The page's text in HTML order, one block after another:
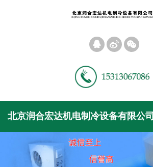
󰀝 󰀠 󰀡
北京润合宏达机电制冷设备有限公司